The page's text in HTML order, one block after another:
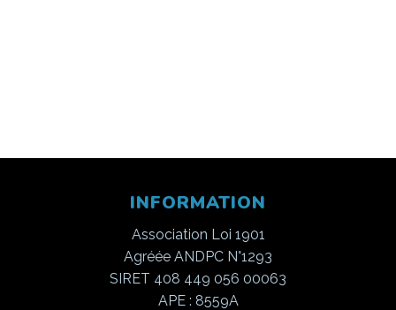
INFORMATION
Association Loi 1901
Agréée ANDPC N°1293
SIRET 408 449 056 00063
APE : 8559A